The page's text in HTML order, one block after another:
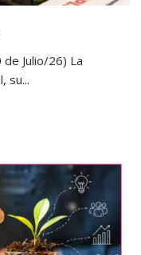
Julio/26) La
su...